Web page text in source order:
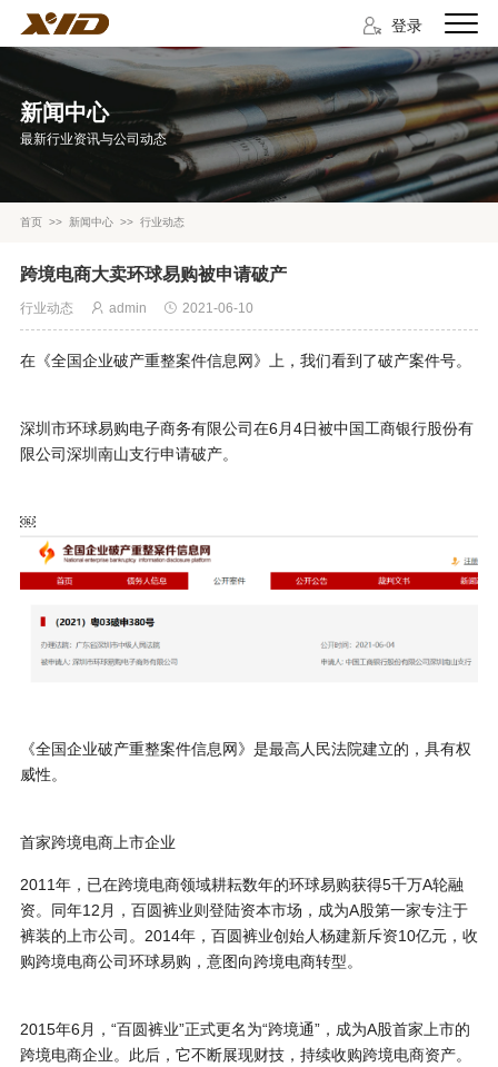
登录
新闻中心
最新行业资讯与公司动态
首页>> 新闻中心>> 行业动态
跨境电商大卖环球易购被申请破产
行业动态 admin 2021-06-10
在《全国企业破产重整案件信息网》上，我们看到了破产案件号。
深圳市环球易购电子商务有限公司在6月4日被中国工商银行股份有
限公司深圳南山支行申请破产。
￼
《全国企业破产重整案件信息网》是最高人民法院建立的，具有权
威性。
首家跨境电商上市企业
2011年，已在跨境电商领域耕耘数年的环球易购获得5千万A轮融
资。同年12月，百圆裤业则登陆资本市场，成为A股第一家专注于
裤装的上市公司。2014年，百圆裤业创始人杨建新斥资10亿元，收
购跨境电商公司环球易购，意图向跨境电商转型。
2015年6月，“百圆裤业”正式更名为“跨境通”，成为A股首家上市的
跨境电商企业。此后，它不断展现财技，持续收购跨境电商资产。